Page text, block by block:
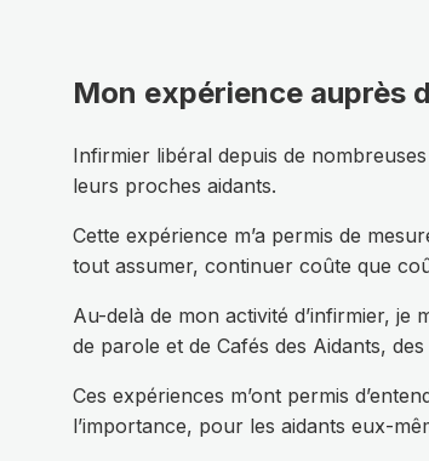
Mon expérience auprès
Infirmier libéral depuis de
leurs proches aidants.
Cette expérience m’a permis de
tout assumer, continuer coûte que
Au-delà de mon activité d’infirmier, je
de parole et de Cafés des Aidants,
Ces expériences m’ont permis
l’importance, pour les aidants eux-